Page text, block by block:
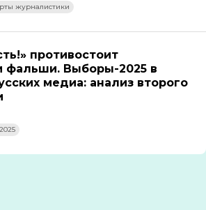
журналистики
противостоит
фальши. Выборы-2025 в
медиа: анализ второго